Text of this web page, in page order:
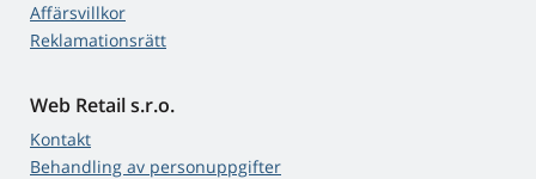
Affärsvillkor
Reklamationsrätt
Web Retail s.r.o.
Kontakt
Behandling av personuppgifter